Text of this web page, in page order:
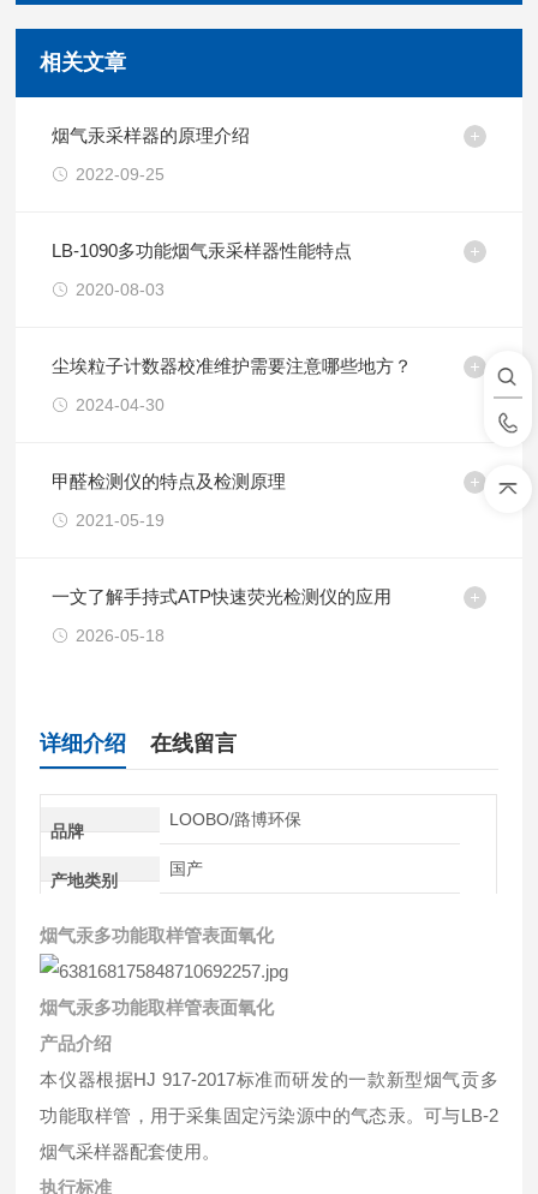
相关文章
烟气汞采样器的原理介绍
2022-09-25
LB-1090多功能烟气汞采样器性能特点
2020-08-03
尘埃粒子计数器校准维护需要注意哪些地方？
2024-04-30
甲醛检测仪的特点及检测原理
2021-05-19
一文了解手持式ATP快速荧光检测仪的应用
2026-05-18
详细介绍 在线留言
品牌
LOOBO/路博环保
产地类别
国产
烟气汞多功能取样管表面氧化
烟气汞多功能取样管表面氧化
产品介绍
本仪器根据HJ 917-2017标准而研发的一款新型烟气贡多
功能取样管，用于采集固定污染源中的气态汞。可与LB-2
烟气采样器配套使用。
执行标准